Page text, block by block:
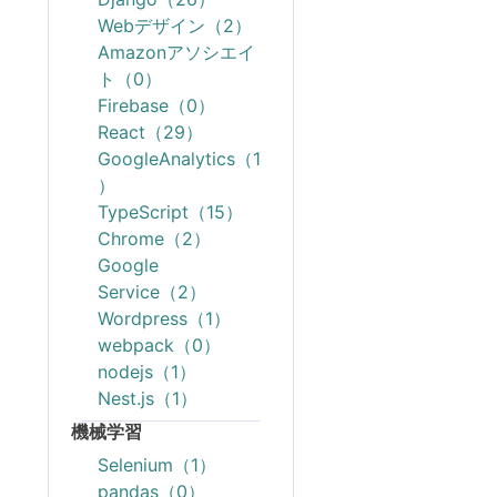
Webデザイン（2）
Amazonアソシエイ
ト（0）
Firebase（0）
React（29）
GoogleAnalytics（1
）
TypeScript（15）
Chrome（2）
Google
Service（2）
Wordpress（1）
webpack（0）
nodejs（1）
Nest.js（1）
機械学習
Selenium（1）
pandas（0）